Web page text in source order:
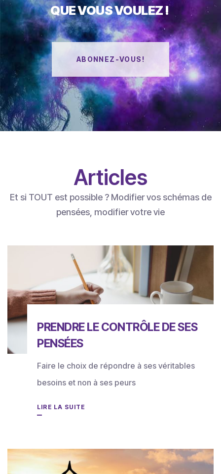
QUE VOUS VOULEZ !
ABONNEZ-VOUS!
Articles
Et si TOUT est possible ? Modifier vos schémas de
pensées, modifier votre vie
PRENDRE LE CONTRÔLE DE SES
PENSÉES
Faire le choix de répondre à ses véritables
besoins et non à ses peurs
LIRE LA SUITE